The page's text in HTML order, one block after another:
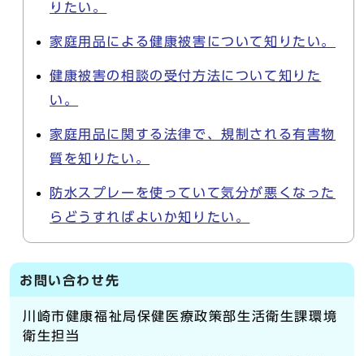
りたい。
家庭用品による健康被害について知りたい。
健康被害の相談の受付方法について知りた
い。
家庭用品に関する法律で、規制される有害物
質を知りたい。
防水スプレーを使っていて気分が悪くなった
らどうすればよいか知りたい。
お問い合わせ先
川崎市健康福祉局保健医療政策部生活衛生課環境
衛生担当